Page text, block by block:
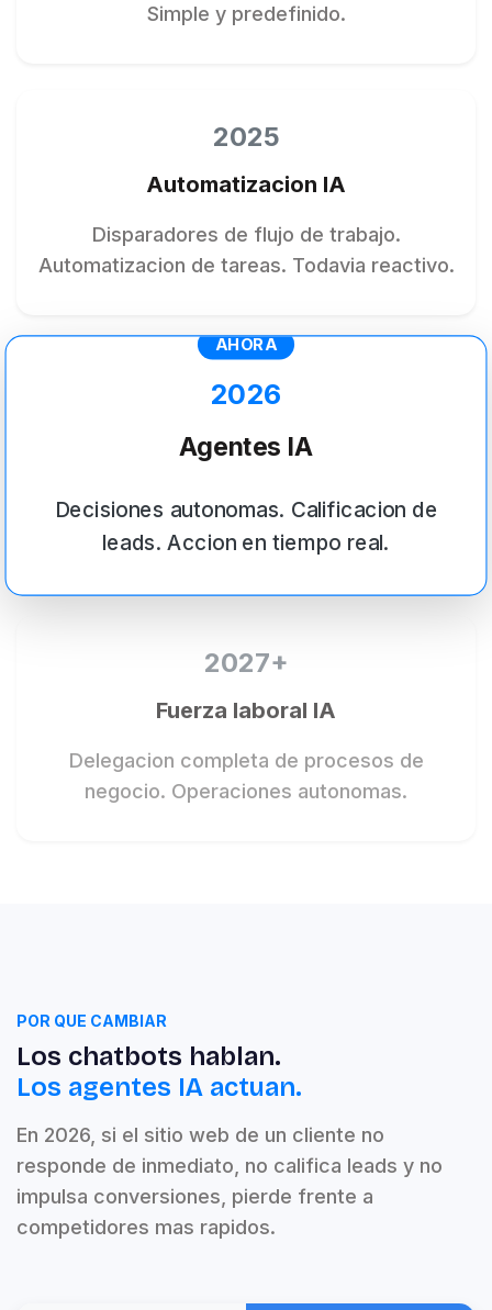
Simple y predefinido.
2025
Automatizacion IA
Disparadores de flujo de trabajo.
Automatizacion de tareas. Todavia reactivo.
AHORA
2026
Agentes IA
Decisiones autonomas. Calificacion de
leads. Accion en tiempo real.
2027+
Fuerza laboral IA
Delegacion completa de procesos de
negocio. Operaciones autonomas.
POR QUE CAMBIAR
Los chatbots hablan.
Los agentes IA actuan.
En 2026, si el sitio web de un cliente no
responde de inmediato, no califica leads y no
impulsa conversiones, pierde frente a
competidores mas rapidos.